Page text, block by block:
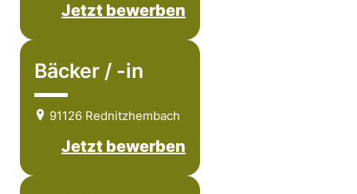
Jetzt bewerben
Bäcker / -in
91126 Rednitzhembach
Jetzt bewerben